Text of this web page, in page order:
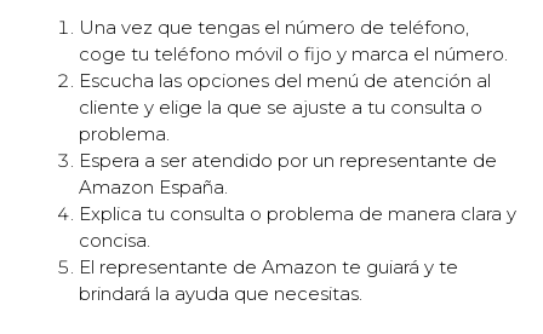
Una vez que tengas el número de teléfono,
coge tu teléfono móvil o fijo y marca el número.
Escucha las opciones del menú de atención al
cliente y elige la que se ajuste a tu consulta o
problema.
Espera a ser atendido por un representante de
Amazon España.
Explica tu consulta o problema de manera clara y
concisa.
El representante de Amazon te guiará y te
brindará la ayuda que necesitas.